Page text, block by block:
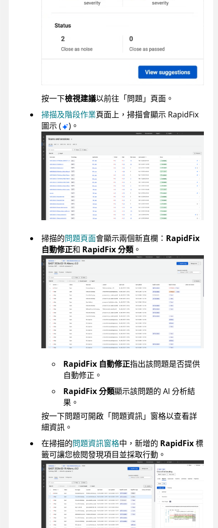
按一下檢視建議以前往「問題」頁面。
掃描及階段作業頁面上，掃描會顯示 RapidFix
圖示 (
)。
掃描的問題頁面會顯示兩個新直欄： RapidFix
自動修正和 RapidFix 分類 。
RapidFix 自動修正指出該問題是否提供
自動修正。
RapidFix 分類顯示該問題的 AI 分析結
果。
按一下問題可開啟「問題資訊」窗格以查看詳
細資訊。
在掃描的問題資訊窗格中，新增的 RapidFix標
籤可讓您檢閱發現項目並採取行動。